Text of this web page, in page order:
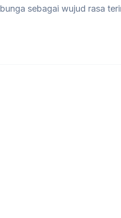
sebagai wujud rasa